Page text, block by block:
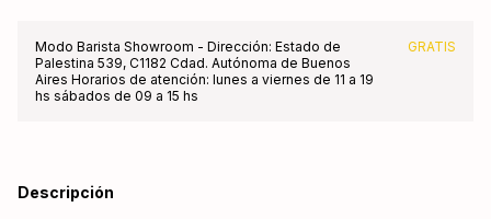
Modo Barista Showroom - Dirección: Estado de
Palestina 539, C1182 Cdad. Autónoma de Buenos
Aires Horarios de atención: lunes a viernes de 11 a 19
hs sábados de 09 a 15 hs
GRATIS
Descripción